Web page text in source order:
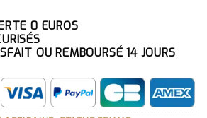
0 EUROS
OU REMBOURSÉ 14 JOURS